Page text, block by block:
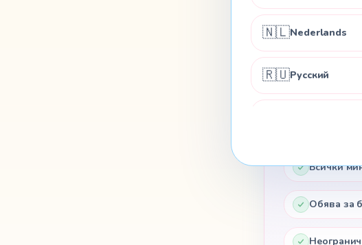
🇳🇱Nederlands
🇷🇺Русский
🇨🇿 Čeština
Всички
Обява за